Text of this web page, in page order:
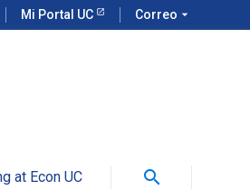
Mi Portal UC Correo arrow_drop_down
at Econ UC search